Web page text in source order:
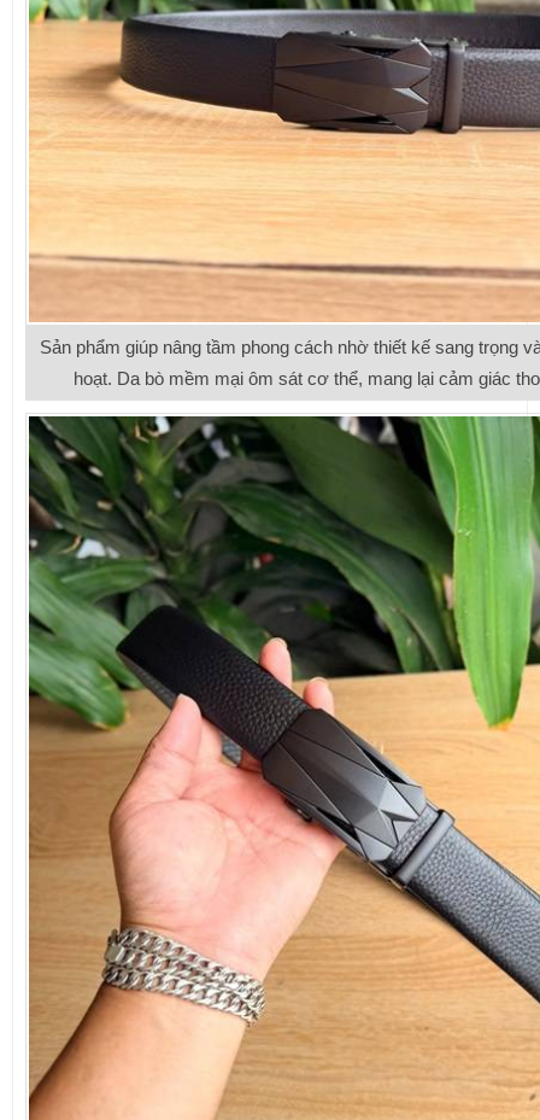
Sản phẩm giúp nâng tầm phong cách nhờ thiết kế sang trọng
hoạt. Da bò mềm mại ôm sát cơ thể, mang lại cảm giác